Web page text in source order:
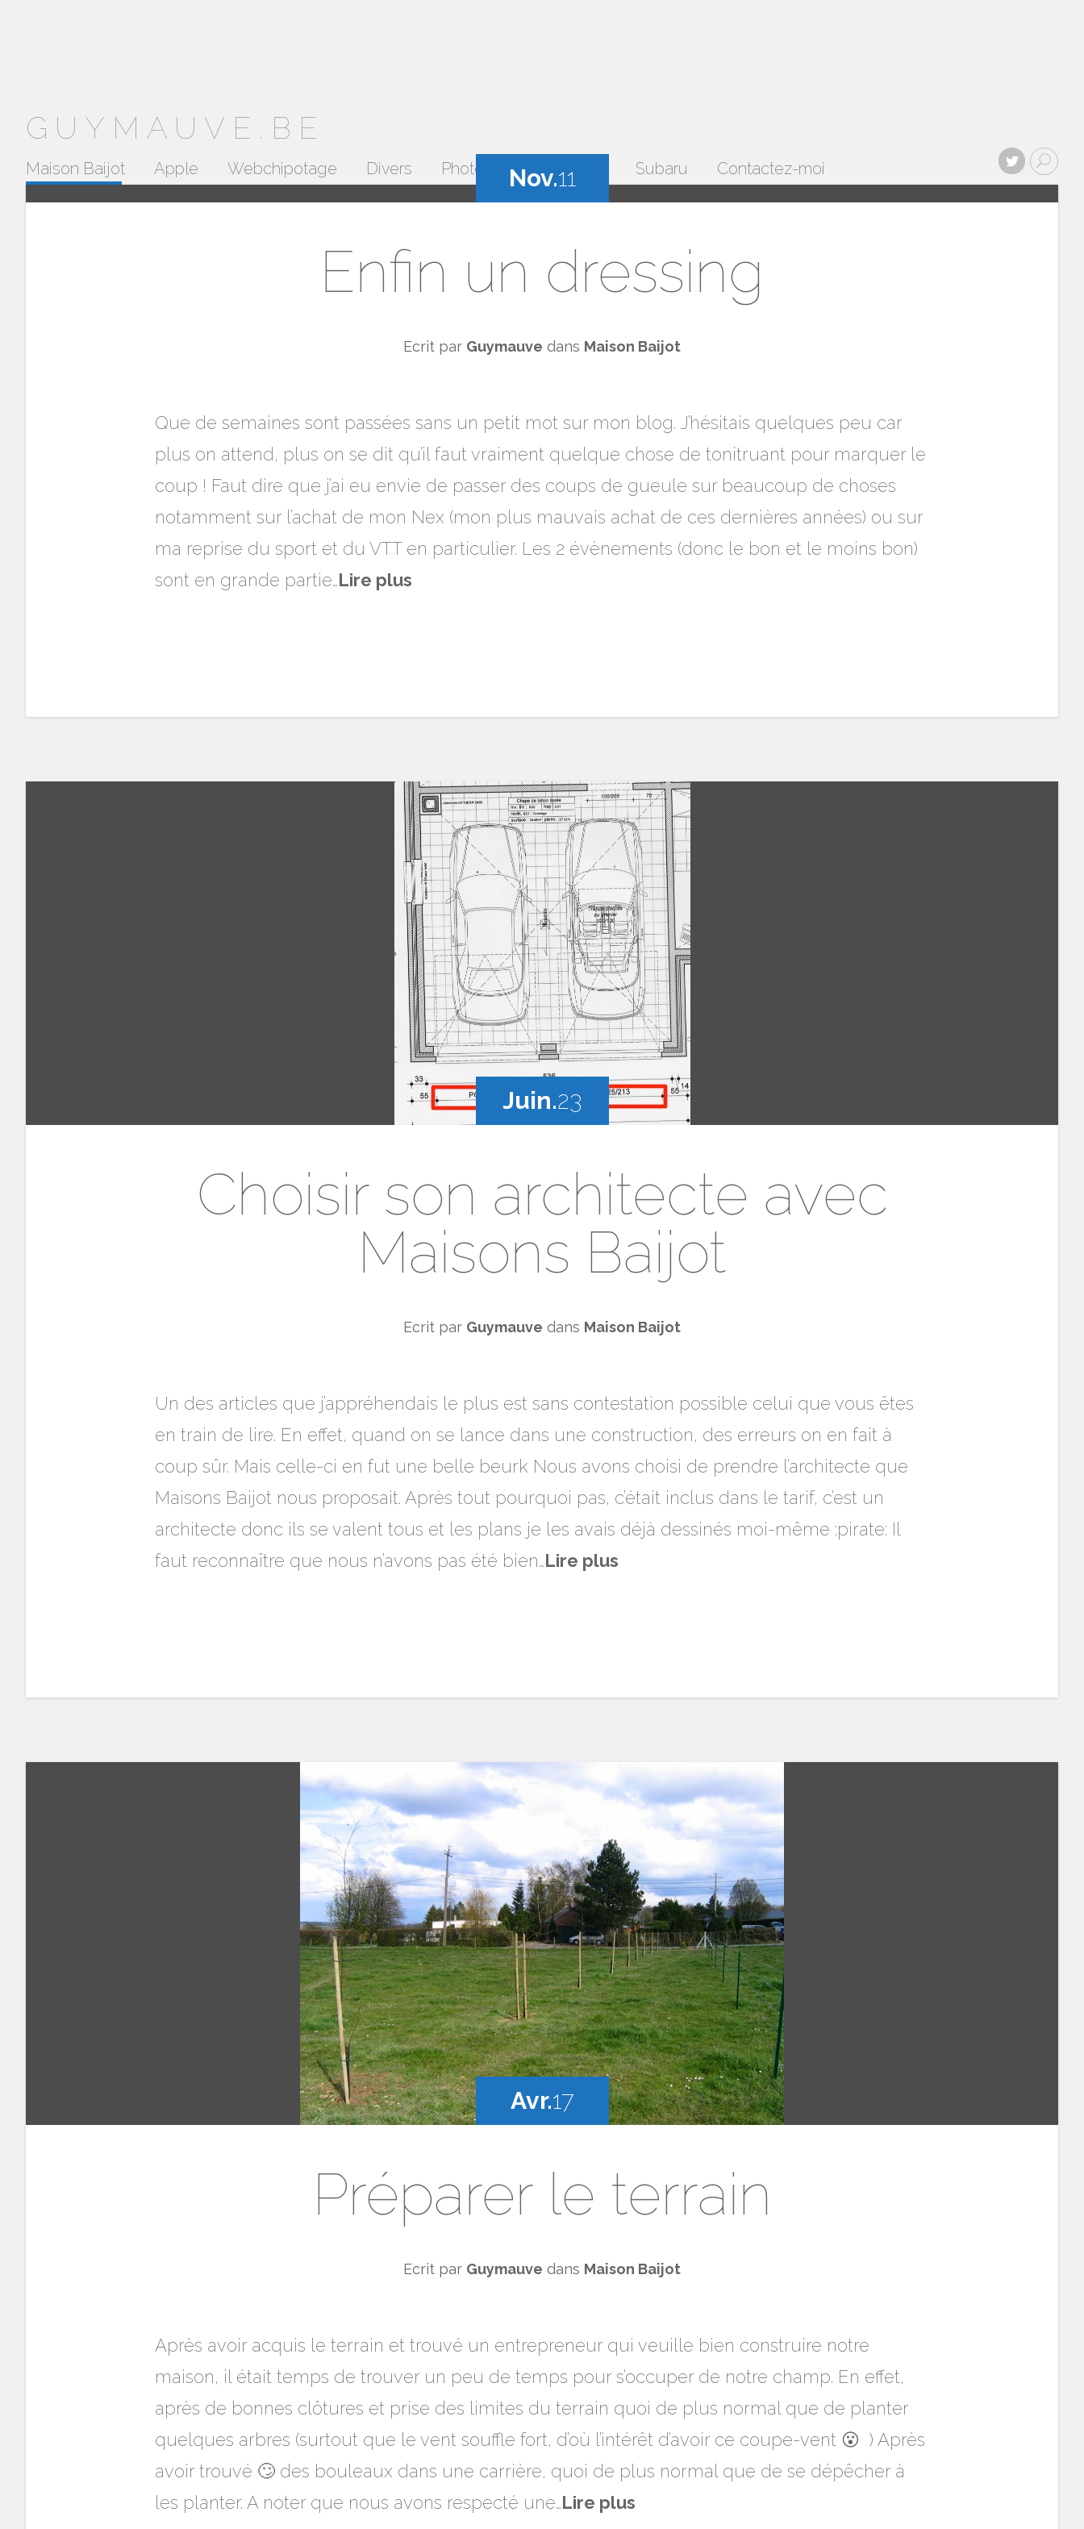
GUYMAUVE.BE
Maison Baijot Apple Webchipotage Divers Photos Temps libre Subaru Contactez-moi
Nov.11
Enfin un dressing
Ecrit par Guymauve dans Maison Baijot
Que de semaines sont passées sans un petit mot sur mon blog. J’hésitais quelques peu car
plus on attend, plus on se dit qu’il faut vraiment quelque chose de tonitruant pour marquer le
coup ! Faut dire que j’ai eu envie de passer des coups de gueule sur beaucoup de choses
notamment sur l’achat de mon Nex (mon plus mauvais achat de ces dernières années) ou sur
ma reprise du sport et du VTT en particulier. Les 2 évènements (donc le bon et le moins bon)
sont en grande partie…Lire plus
Juin.23
Choisir son architecte avec
Maisons Baijot
Ecrit par Guymauve dans Maison Baijot
Un des articles que j’appréhendais le plus est sans contestation possible celui que vous êtes
en train de lire. En effet, quand on se lance dans une construction, des erreurs on en fait à
coup sûr. Mais celle-ci en fut une belle beurk Nous avons choisi de prendre l’architecte que
Maisons Baijot nous proposait. Après tout pourquoi pas, c’était inclus dans le tarif, c’est un
architecte donc ils se valent tous et les plans je les avais déjà dessinés moi-même :pirate: Il
faut reconnaître que nous n’avons pas été bien…Lire plus
Avr.17
Préparer le terrain
Ecrit par Guymauve dans Maison Baijot
Après avoir acquis le terrain et trouvé un entrepreneur qui veuille bien construire notre
maison, il était temps de trouver un peu de temps pour s’occuper de notre champ. En effet,
après de bonnes clôtures et prise des limites du terrain quoi de plus normal que de planter
quelques arbres (surtout que le vent souffle fort, d’où l’intérêt d’avoir ce coupe-vent 😮 ) Après
avoir trouvé 🙄 des bouleaux dans une carrière, quoi de plus normal que de se dépêcher à
les planter. A noter que nous avons respecté une…Lire plus